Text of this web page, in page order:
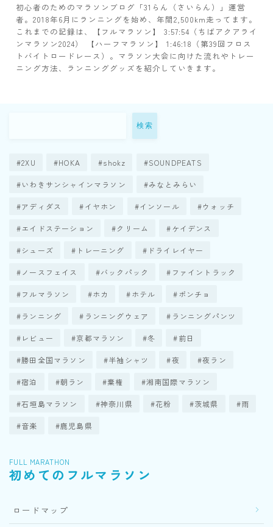
初心者のためのマラソンブログ「31らん（さいらん）」運営
者。2018年6月にランニングを始め、年間2,500km走ってます。
これまでの記録は、【フルマラソン】 3:57:54（ちばアクアライ
ンマラソン2024） 【ハーフマラソン】 1:46:18（第39回フロス
トバイトロードレース）。マラソン大会に向けた流れやトレー
ニング方法、ランニンググッズを紹介していきます。
検索
2XU HOKA shokz SOUNDPEATS
いわきサンシャインマラソン みなとみらい
アディダス イヤホン インソール ウォッチ
エイドステーション クリーム ケイデンス
シューズ トレーニング ドライレイヤー
ノースフェイス バックパック ファイントラック
フルマラソン ホカ ホテル ポンチョ
ランニング ランニングウェア ランニングパンツ
レビュー 京都マラソン 冬 前日
勝田全国マラソン 半袖シャツ 夜 夜ラン
宿泊 朝ラン 棄権 湘南国際マラソン
石垣島マラソン 神奈川県 花粉 茨城県 雨
音楽 鹿児島県
FULL MARATHON
初めてのフルマラソン
ロードマップ